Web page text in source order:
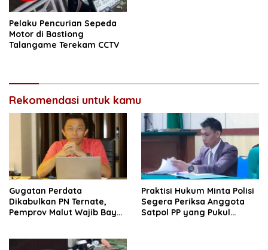
Pelaku Pencurian Sepeda
Motor di Bastiong
Talangame Terekam CCTV
Rekomendasi untuk kamu
Gugatan Perdata
Dikabulkan PN Ternate,
Pemprov Malut Wajib Bayar
Praktisi Hukum Minta Polisi
Segera Periksa Anggota
Satpol PP yang Pukul